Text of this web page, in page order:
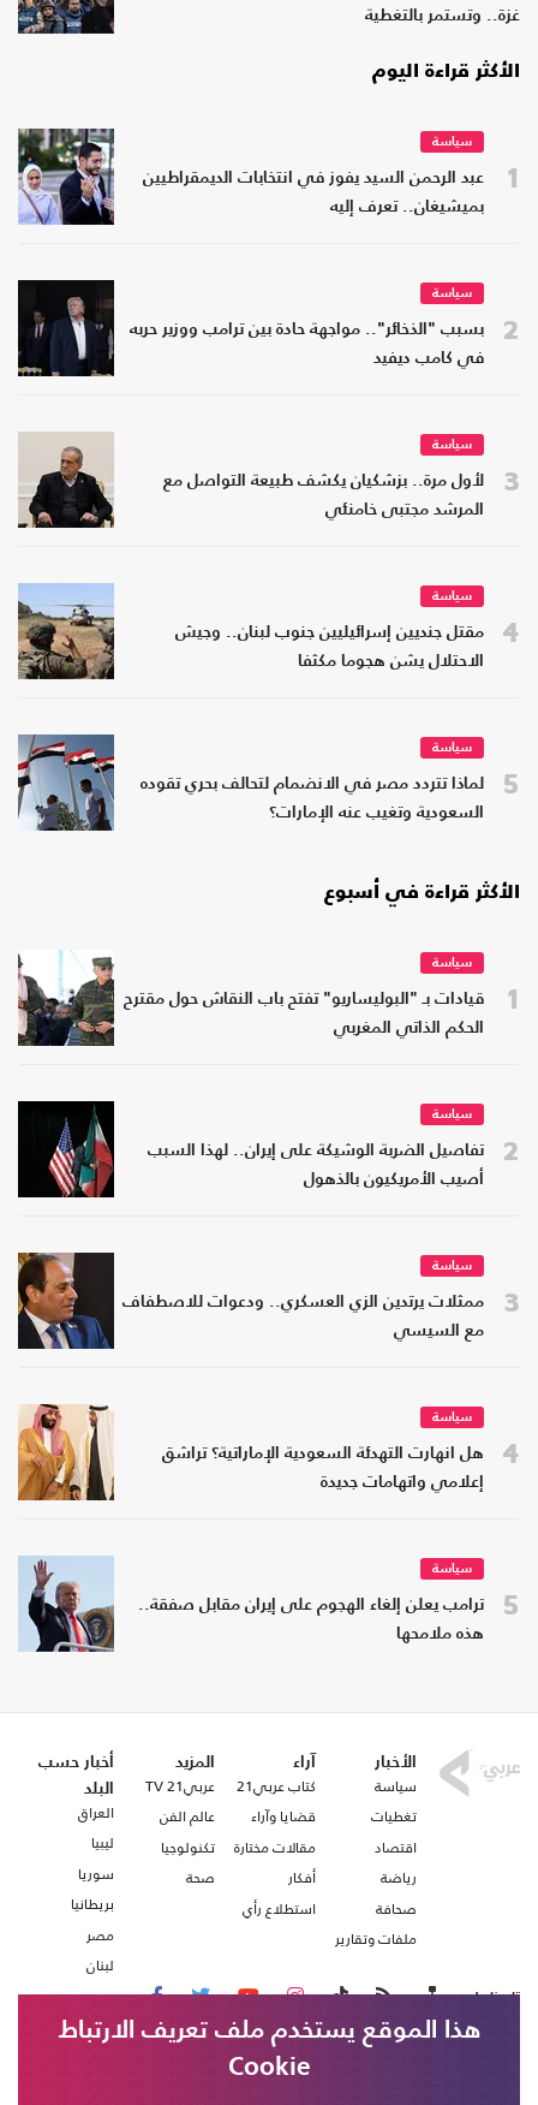
غزة.. وتستمر بالتغطية
الأكثر قراءة اليوم
1
سياسة
عبد الرحمن السيد يفوز في انتخابات الديمقراطيين
بميشيغان.. تعرف إليه
2
سياسة
بسبب "الذخائر".. مواجهة حادة بين ترامب ووزير حربه
في كامب ديفيد
3
سياسة
لأول مرة.. بزشكيان يكشف طبيعة التواصل مع
المرشد مجتبى خامنئي
4
سياسة
مقتل جنديين إسرائيليين جنوب لبنان.. وجيش
الاحتلال يشن هجوما مكثفا
5
سياسة
لماذا تتردد مصر في الانضمام لتحالف بحري تقوده
السعودية وتغيب عنه الإمارات؟
الأكثر قراءة في أسبوع
1
سياسة
قيادات بـ "البوليساريو" تفتح باب النقاش حول مقترح
الحكم الذاتي المغربي
2
سياسة
تفاصيل الضربة الوشيكة على إيران.. لهذا السبب
أصيب الأمريكيون بالذهول
3
سياسة
ممثلات يرتدين الزي العسكري.. ودعوات للاصطفاف
مع السيسي
4
سياسة
هل انهارت التهدئة السعودية الإماراتية؟ تراشق
إعلامي واتهامات جديدة
5
سياسة
ترامب يعلن إلغاء الهجوم على إيران مقابل صفقة..
هذه ملامحها
الأخبار
سياسة
تغطيات
اقتصاد
رياضة
صحافة
ملفات وتقارير
آراء
كتاب عربي21
قضايا وآراء
مقالات مختارة
أفكار
استطلاع رأي
المزيد
عربي21 TV
عالم الفن
تكنولوجيا
صحة
أخبار حسب
البلد
العراق
ليبيا
سوريا
بريطانيا
مصر
لبنان
تابعنا على
هذا الموقع يستخدم ملف تعريف الارتباط
Cookie